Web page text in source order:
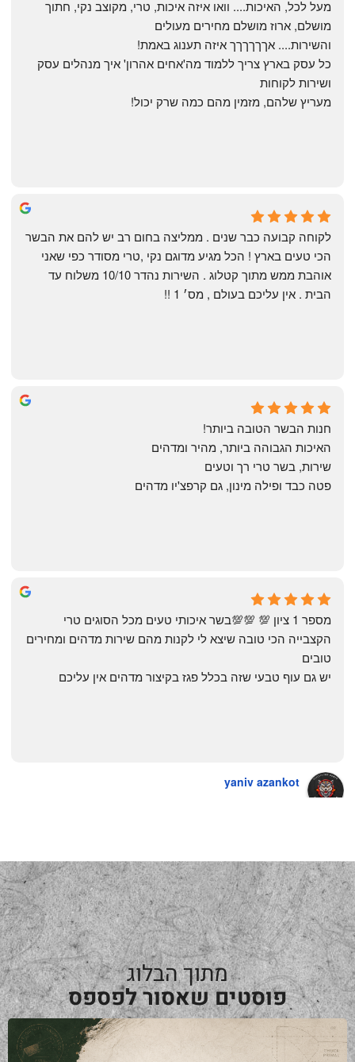
Shahaf Bendarker
6 months ago
מושלם, ארוז מושלם מחירים מעולים
והשירות.... אךךךךךך איזה תענוג באמת!
ושירות לקוחות
מעריץ שלהם, מזמין מהם כמה שרק יכול!
Annael Annael
8 months ago
הבית . אין עליכם בעולם , מס׳ 1 !!
The Artechology
a year ago
חנות הבשר הטובה ביותר!
האיכות הגבוהה ביותר, מהיר ומדהים
שירות, בשר טרי רך וטעים
פטה כבד ופילה מינון, גם קרפצ'יו מדהים
yaniv azankot
טובים
יש גם עוף טבעי שזה בכלל פגז בקיצור מדהים אין עליכם
מתוך הבלוג
פוסטים שאסור לפספס